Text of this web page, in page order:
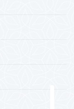
合わせ